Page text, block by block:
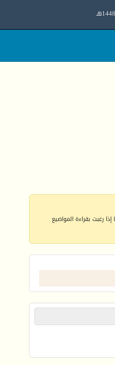
رغبت بقراءة المواضيع